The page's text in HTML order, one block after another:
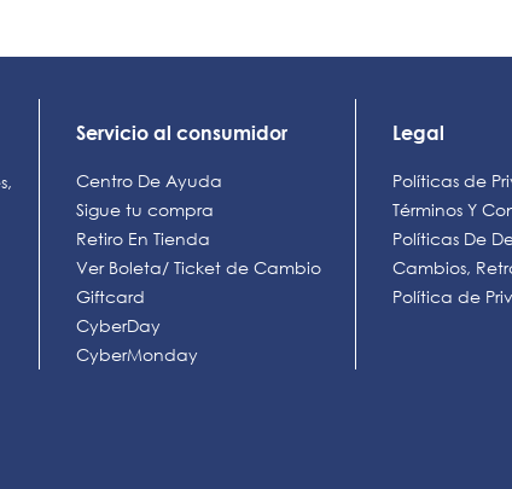
Servicio al consumidor
Centro De Ayuda
Sigue tu compra
Retiro En Tienda
Ver Boleta/ Ticket de Cambio
Giftcard
CyberDay
CyberMonday
Legal
Políticas de
Términos Y
Políticas De
Cambios,
Política de